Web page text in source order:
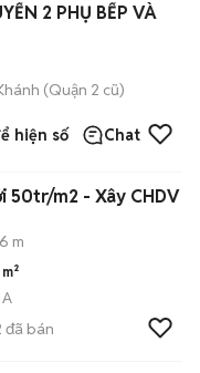
2 PHỤ BẾP VÀ
(Quận 2 cũ)
hiện số Chat
50tr/m2 - Xây CHDV
m
đã bán